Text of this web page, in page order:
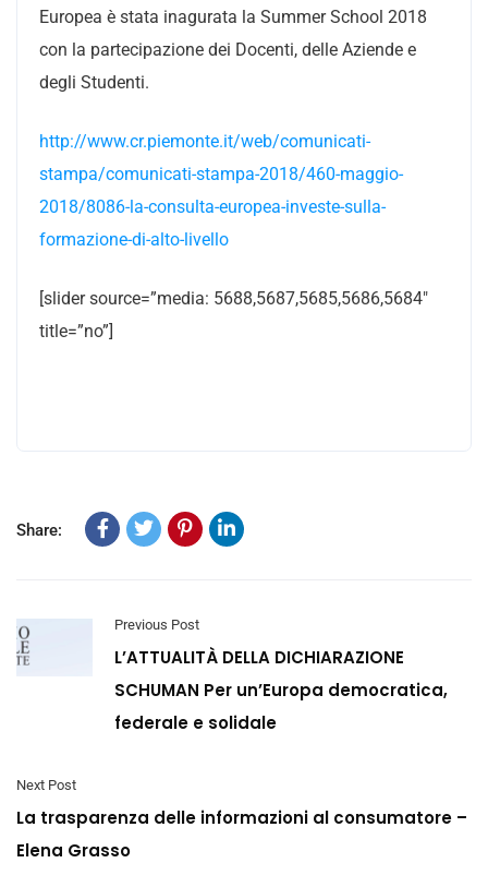
Europea è stata inagurata la Summer School 2018
con la partecipazione dei Docenti, delle Aziende e
degli Studenti.
http://www.cr.piemonte.it/web/comunicati-
stampa/comunicati-stampa-2018/460-maggio-
2018/8086-la-consulta-europea-investe-sulla-
formazione-di-alto-livello
[slider source=”media: 5688,5687,5685,5686,5684″
title=”no”]
Share:
Previous Post
L’ATTUALITÀ DELLA DICHIARAZIONE
SCHUMAN Per un’Europa democratica,
federale e solidale
Next Post
La trasparenza delle informazioni al consumatore –
Elena Grasso